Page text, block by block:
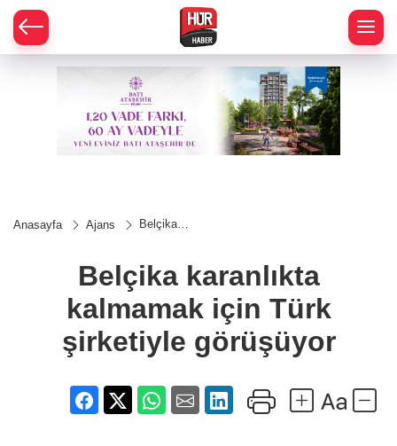
Anasayfa Ajans
Belçika
için Türk
şirketiyle
Belçika karanlıkta
kalmamak için Türk
şirketiyle görüşüyor